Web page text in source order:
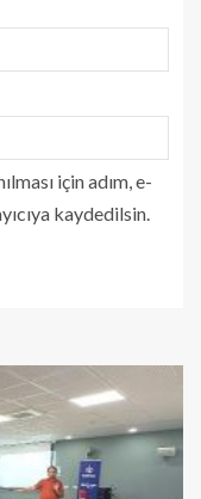
için adım, e-
kaydedilsin.